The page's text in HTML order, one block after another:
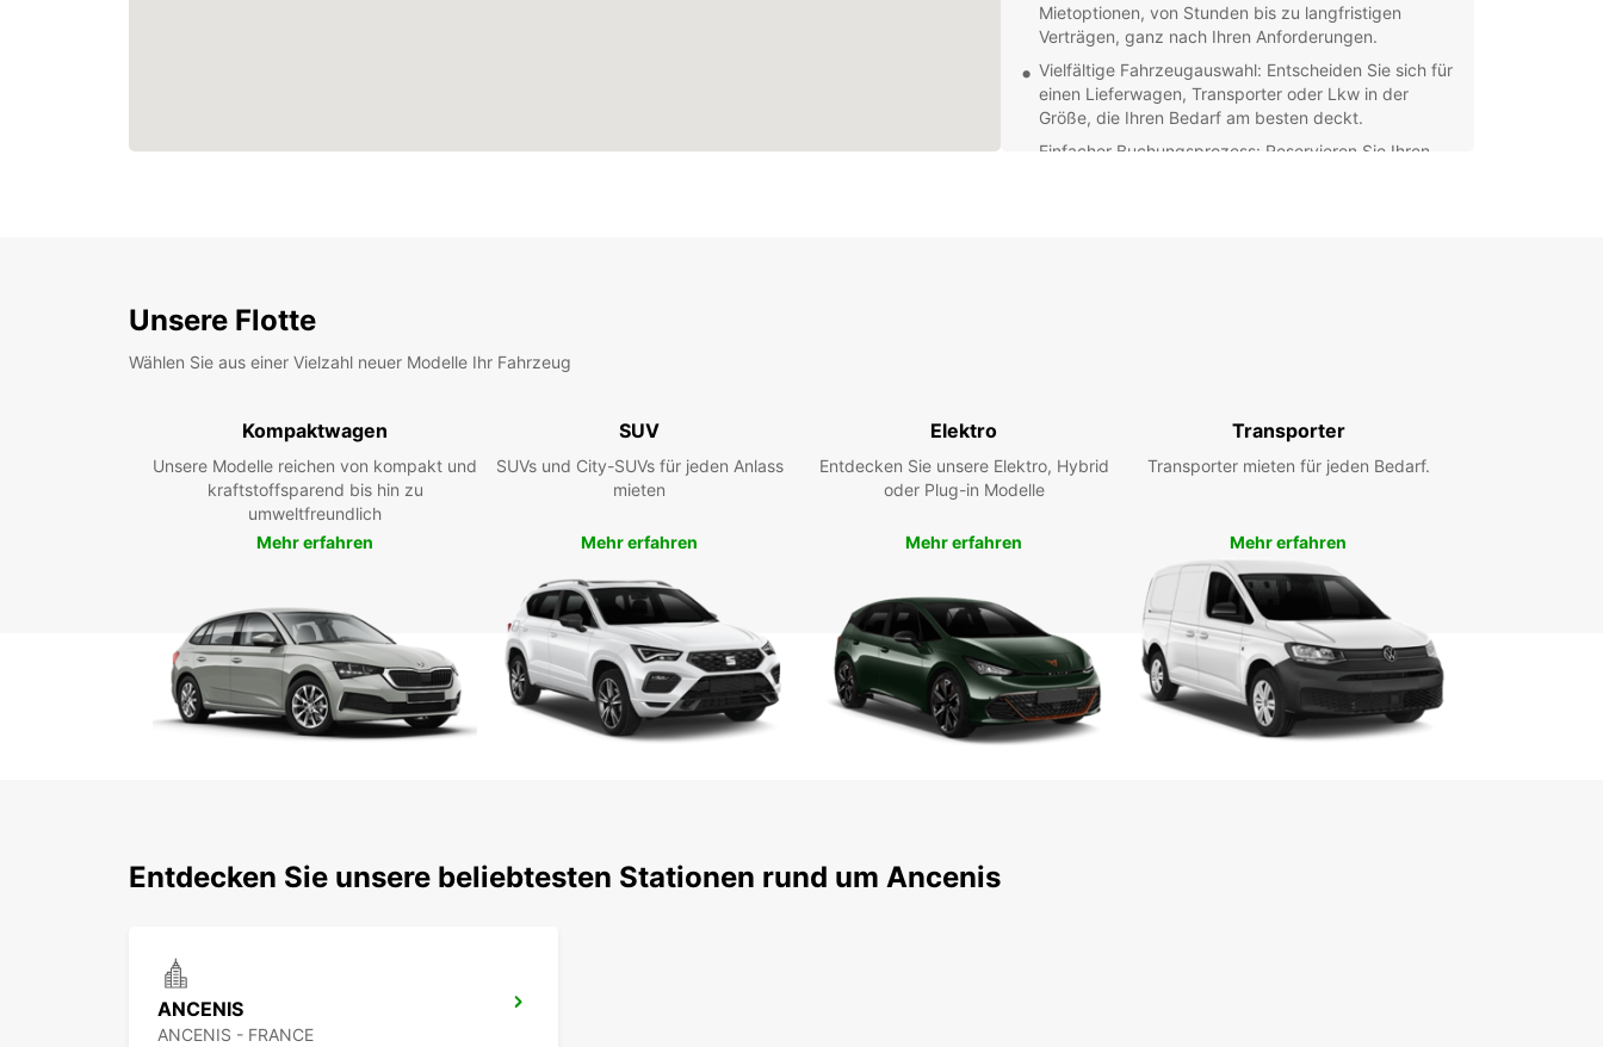
Mietoptionen, von Stunden bis zu langfristigen
Verträgen, ganz nach Ihren Anforderungen.
Vielfältige Fahrzeugauswahl: Entscheiden Sie sich für
einen Lieferwagen, Transporter oder Lkw in der
Größe, die Ihren Bedarf am besten deckt.
Einfacher Buchungsprozess: Reservieren Sie Ihren
konzentrieren können. Buchen Sie noch heute Ihren
Lieferwagen und erleben Sie eine stressfreie Fahrt!
Unsere Flotte
Wählen Sie aus einer Vielzahl neuer Modelle Ihr Fahrzeug
Kompaktwagen
Unsere Modelle reichen von kompakt und
kraftstoffsparend bis hin zu
umweltfreundlich
Mehr erfahren
SUV
SUVs und City-SUVs für jeden Anlass
mieten
Mehr erfahren
Elektro
Entdecken Sie unsere Elektro, Hybrid
oder Plug-in Modelle
Mehr erfahren
Transporter
Transporter mieten für jeden Bedarf.
Mehr erfahren
Entdecken Sie unsere beliebtesten Stationen rund um Ancenis
ANCENIS
ANCENIS - FRANCE